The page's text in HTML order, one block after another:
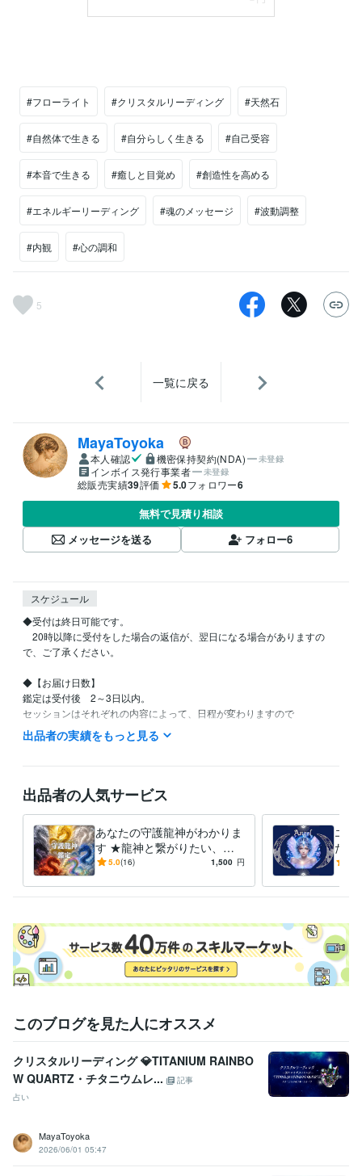
#フローライト #クリスタルリーディング #天然石
#自然体で生きる #自分らしく生きる #自己受容
#本音で生きる #癒しと目覚め #創造性を高める
#エネルギーリーディング #魂のメッセージ #波動調整
#内観 #心の調和
5
一覧に戻る
MayaToyoka
本人確認 機密保持契約(NDA) 未登録
インボイス発行事業者 未登録
総販売実績39評価 5.0フォロワー6
無料で見積り相談
メッセージを送る
フォロー6
スケジュール
◆受付は終日可能です。
20時以降に受付をした場合の返信が、翌日になる場合がありますの
で、ご了承ください。
◆【お届け日数】
鑑定は受付後　2～3日以内。
セッションはそれぞれの内容によって、日程が変わりますので
各セッションの説明文をご覧ください。
それ以外に悩みの鑑定や総合的な鑑定（龍神鑑定＋エンジェル）を申し
込まれたい方は
ココナラメールでご相談ください。
ご案内させていただきます。
経験職種
ライフスタイル・その他 / 占い師
占い鑑定
出品者の実績をもっと見る
出品者の人気サービス
あなたの守護龍神がわかりま
す ★龍神と繋がりたい、守
って欲しい。知りたいあなた
5.0(16) 1,500 円
エン
たの
天使
このブログを見た人にオススメ
クリスタルリーディング 💎TITANIUM RAINBO
W QUARTZ・チタニウムレ...
記事
占い
MayaToyoka
2026/06/01 05:47